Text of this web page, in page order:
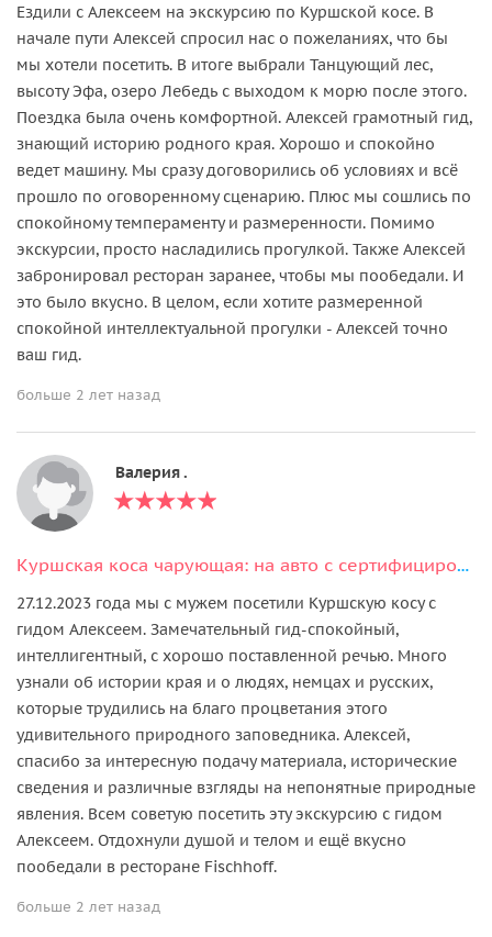
Ездили с Алексеем на экскурсию по Куршской косе. В
начале пути Алексей спросил нас о пожеланиях, что бы
мы хотели посетить. В итоге выбрали Танцующий лес,
высоту Эфа, озеро Лебедь с выходом к морю после этого.
Поездка была очень комфортной. Алексей грамотный гид,
знающий историю родного края. Хорошо и спокойно
ведет машину. Мы сразу договорились об условиях и всё
прошло по оговоренному сценарию. Плюс мы сошлись по
спокойному темпераменту и размеренности. Помимо
экскурсии, просто насладились прогулкой. Также Алексей
забронировал ресторан заранее, чтобы мы пообедали. И
это было вкусно. В целом, если хотите размеренной
спокойной интеллектуальной прогулки - Алексей точно
ваш гид.
больше 2 лет назад
Валерия .
Куршская коса чарующая: на авто с сертифицированным гидом
27.12.2023 года мы с мужем посетили Куршскую косу с
гидом Алексеем. Замечательный гид-спокойный,
интеллигентный, с хорошо поставленной речью. Много
узнали об истории края и о людях, немцах и русских,
которые трудились на благо процветания этого
удивительного природного заповедника. Алексей,
спасибо за интересную подачу материала, исторические
сведения и различные взгляды на непонятные природные
явления. Всем советую посетить эту экскурсию с гидом
Алексеем. Отдохнули душой и телом и ещё вкусно
пообедали в ресторане Fischhoff.
больше 2 лет назад